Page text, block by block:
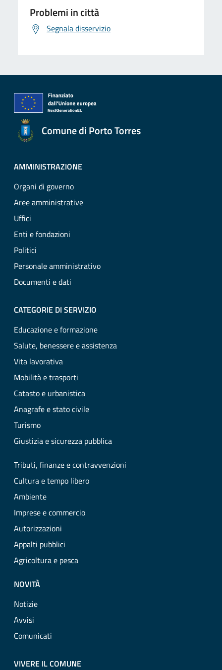
Problemi in città
Segnala disservizio
Comune di Porto Torres
AMMINISTRAZIONE
Organi di governo
Aree amministrative
Uffici
Enti e fondazioni
Politici
Personale amministrativo
Documenti e dati
CATEGORIE DI SERVIZIO
Educazione e formazione
Salute, benessere e assistenza
Vita lavorativa
Mobilità e trasporti
Catasto e urbanistica
Anagrafe e stato civile
Turismo
Giustizia e sicurezza pubblica
Tributi, finanze e contravvenzioni
Cultura e tempo libero
Ambiente
Imprese e commercio
Autorizzazioni
Appalti pubblici
Agricoltura e pesca
NOVITÀ
Notizie
Avvisi
Comunicati
VIVERE IL COMUNE